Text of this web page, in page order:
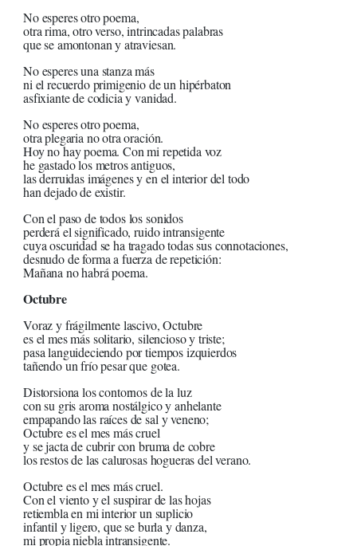
No esperes otro poema,
otra rima, otro verso, intrincadas palabras
que se amontonan y atraviesan.
No esperes una stanza más
ni el recuerdo primigenio de un hipérbaton
asfixiante de codicia y vanidad.
No esperes otro poema,
otra plegaria no otra oración.
Hoy no hay poema. Con mi repetida voz
he gastado los metros antiguos,
las derruidas imágenes y en el interior del todo
han dejado de existir.
Con el paso de todos los sonidos
perderá el significado, ruido intransigente
cuya oscuridad se ha tragado todas sus connotaciones,
desnudo de forma a fuerza de repetición:
Mañana no habrá poema.
Octubre
Voraz y frágilmente lascivo, Octubre
es el mes más solitario, silencioso y triste;
pasa languideciendo por tiempos izquierdos
tañendo un frío pesar que gotea.
Distorsiona los contornos de la luz
con su gris aroma nostálgico y anhelante
empapando las raíces de sal y veneno;
Octubre es el mes más cruel
y se jacta de cubrir con bruma de cobre
los restos de las calurosas hogueras del verano.
Octubre es el mes más cruel.
Con el viento y el suspirar de las hojas
retiembla en mi interior un suplicio
infantil y ligero, que se burla y danza,
mi propia niebla intransigente.